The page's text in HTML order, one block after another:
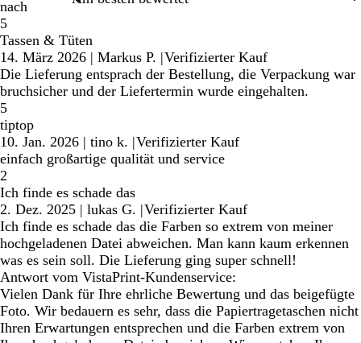
nach
5
Tassen & Tüten
14. März 2026 | Markus P. |Verifizierter Kauf
Die Lieferung entsprach der Bestellung, die Verpackung war
bruchsicher und der Liefertermin wurde eingehalten.
5
tiptop
10. Jan. 2026 | tino k. |Verifizierter Kauf
einfach großartige qualität und service
2
Ich finde es schade das
2. Dez. 2025 | lukas G. |Verifizierter Kauf
Ich finde es schade das die Farben so extrem von meiner
hochgeladenen Datei abweichen. Man kann kaum erkennen
was es sein soll. Die Lieferung ging super schnell!
Antwort vom VistaPrint-Kundenservice:
Vielen Dank für Ihre ehrliche Bewertung und das beigefügte
Foto. Wir bedauern es sehr, dass die Papiertragetaschen nicht
Ihren Erwartungen entsprechen und die Farben extrem von